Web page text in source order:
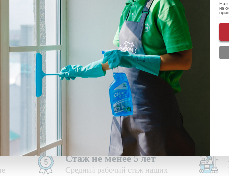
данных ознакомлен(-а) и даюсогласиена обработку
о скидках и акциях
Используем свои средства
Приезжаем на уборку с
профессиональными моющими
средствами и необходимым
оборудованием
Стаж не менее 5 лет
Средний рабочий стаж наших
на